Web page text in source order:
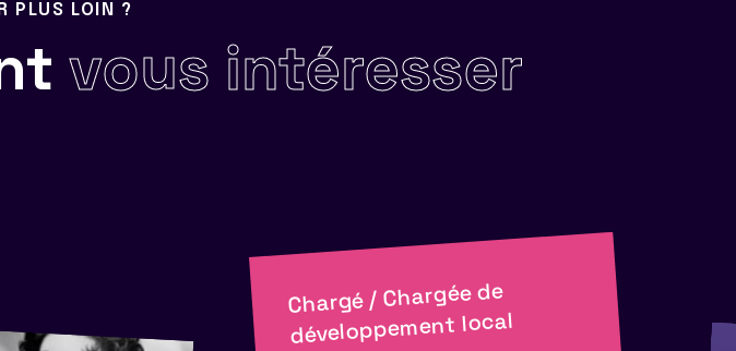
PLUS LOIN ?
vous intéresser
Chargé / Chargée de
développement local